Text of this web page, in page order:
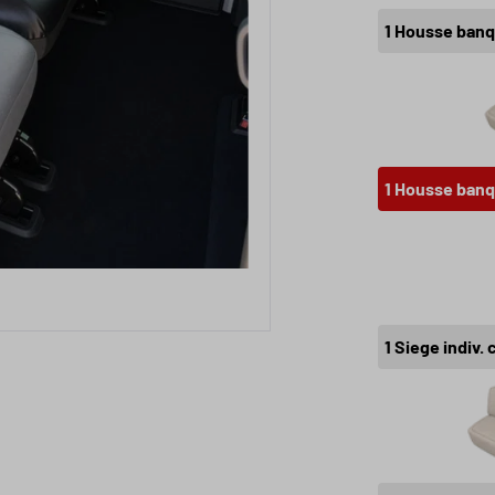
1 Housse
1 Housse
1 Siege